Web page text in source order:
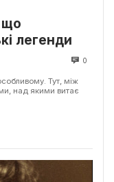
що
легенди
0
Тут, між
над якими витає